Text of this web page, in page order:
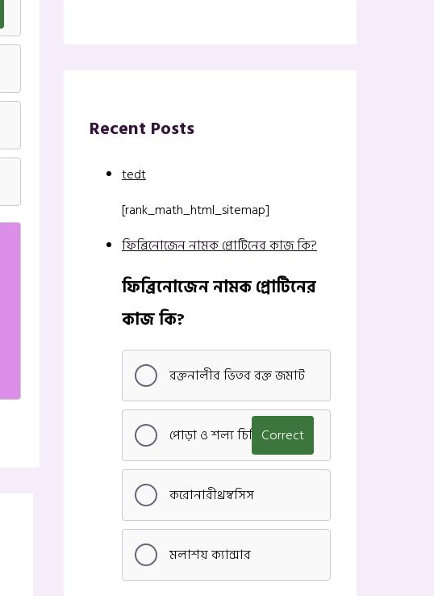
Recent Posts
tedt
[rank_math_html_sitemap]
ফিব্রিনোজেন নামক প্রোটিনের কাজ কি?
ফিব্রিনোজেন নামক প্রোটিনের
কাজ কি?
রক্তনালীর ভিতর রক্ত জমাট
পোড়া ও শল্য চিকিৎসাCorrect
করোনারীথ্রম্বসিস
মলাশয় ক্যান্সার